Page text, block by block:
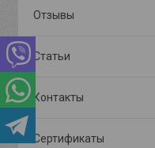
Отзывы
Статьи
Контакты
Сертификаты